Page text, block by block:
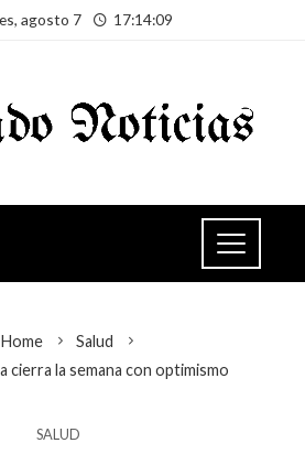
agosto 7 17:14:09
Home
Salud
cierra la semana con optimismo
SALUD